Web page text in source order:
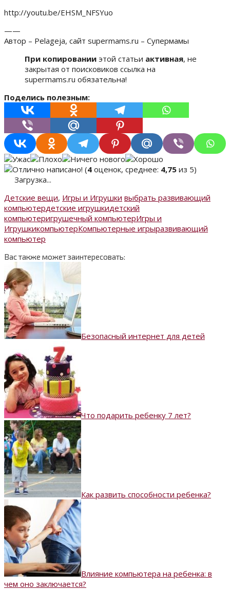
http://youtu.be/EHSM_NFSYuo
——
Автор – Pelageja, сайт supermams.ru – Супермамы
При копировании этой статьи активная, не
закрытая от поисковиков ссылка на
supermams.ru обязательна!
Поделись полезным:
(4 оценок, среднее: 4,75 из 5)
Загрузка...
Детские вещи, Игры и Игрушки выбрать развивающий
компьютердетские игрушкидетский
компьютеригрушечный компьютерИгры и
ИгрушкикомпьютерКомпьютерные игрыразвивающий
компьютер
Вас также может заинтересовать:
Безопасный интернет для детей
Что подарить ребенку 7 лет?
Как развить способности ребенка?
Влияние компьютера на ребенка: в
чем оно заключается?